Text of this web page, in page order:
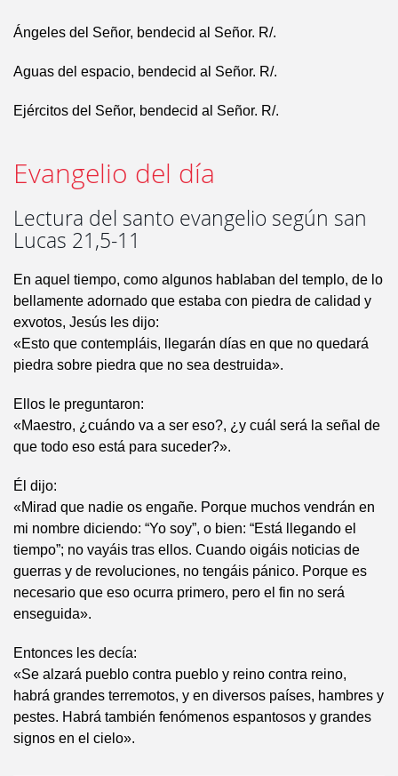
Ángeles del Señor, bendecid al Señor. R/.
Aguas del espacio, bendecid al Señor. R/.
Ejércitos del Señor, bendecid al Señor. R/.
Evangelio del día
Lectura del santo evangelio según san
Lucas 21,5-11
En aquel tiempo, como algunos hablaban del templo, de lo
bellamente adornado que estaba con piedra de calidad y
exvotos, Jesús les dijo:
«Esto que contempláis, llegarán días en que no quedará
piedra sobre piedra que no sea destruida».
Ellos le preguntaron:
«Maestro, ¿cuándo va a ser eso?, ¿y cuál será la señal de
que todo eso está para suceder?».
Él dijo:
«Mirad que nadie os engañe. Porque muchos vendrán en
mi nombre diciendo: “Yo soy”, o bien: “Está llegando el
tiempo”; no vayáis tras ellos. Cuando oigáis noticias de
guerras y de revoluciones, no tengáis pánico. Porque es
necesario que eso ocurra primero, pero el fin no será
enseguida».
Entonces les decía:
«Se alzará pueblo contra pueblo y reino contra reino,
habrá grandes terremotos, y en diversos países, hambres y
pestes. Habrá también fenómenos espantosos y grandes
signos en el cielo».